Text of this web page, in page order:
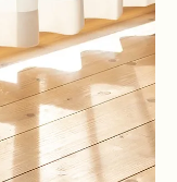
アプローチ
イント
は
の片付け術
かりやすく解